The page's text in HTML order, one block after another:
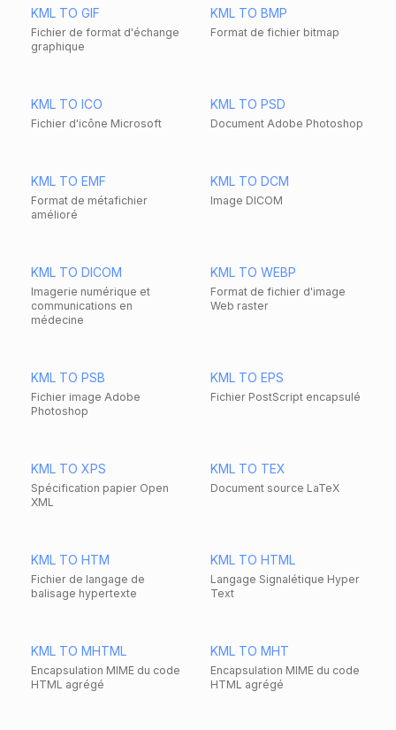
KML TO GIF
Fichier de format d'échange
graphique
KML TO BMP
Format de fichier bitmap
KML TO ICO
Fichier d'icône Microsoft
KML TO PSD
Document Adobe Photoshop
KML TO EMF
Format de métafichier
amélioré
KML TO DCM
Image DICOM
KML TO DICOM
Imagerie numérique et
communications en
médecine
KML TO WEBP
Format de fichier d'image
Web raster
KML TO PSB
Fichier image Adobe
Photoshop
KML TO EPS
Fichier PostScript encapsulé
KML TO XPS
Spécification papier Open
XML
KML TO TEX
Document source LaTeX
KML TO HTM
Fichier de langage de
balisage hypertexte
KML TO HTML
Langage Signalétique Hyper
Text
KML TO MHTML
Encapsulation MIME du code
HTML agrégé
KML TO MHT
Encapsulation MIME du code
HTML agrégé